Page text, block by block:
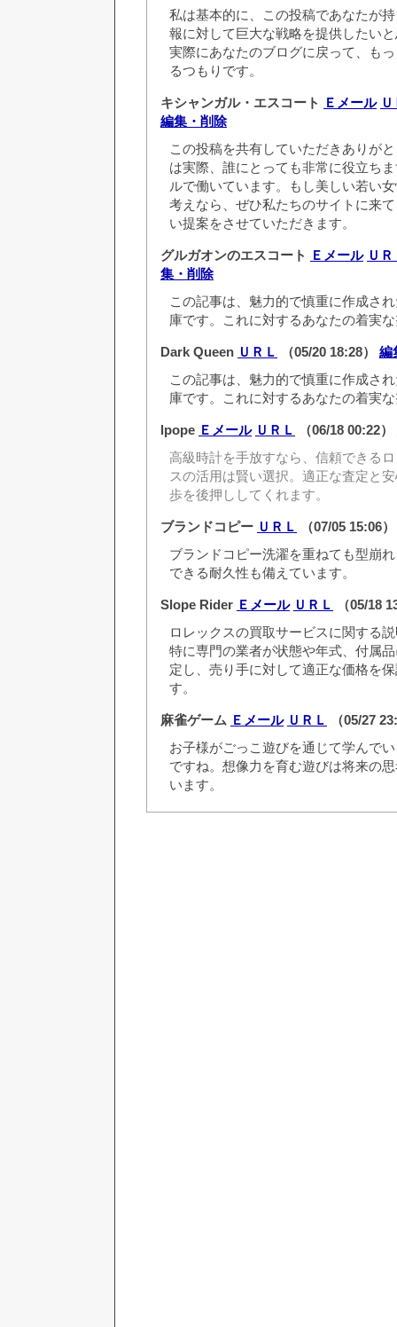
私は基本的に、この投稿であなたが
報に対して巨大な戦略を提供したい
実際にあなたのブログに戻って、も
るつもりです。
キシャンガル・エスコート Ｅメール
編集・削除
この投稿を共有していただきありが
は実際、誰にとっても非常に役立ち
ルで働いています。もし美しい若い
考えなら、ぜひ私たちのサイトに来
い提案をさせていただきます。
グルガオンのエスコート Ｅメール Ｕ
集・削除
この記事は、魅力的で慎重に作成さ
庫です。これに対するあなたの着実
Dark Queen ＵＲＬ （05/20 18:28） 編
この記事は、魅力的で慎重に作成さ
庫です。これに対するあなたの着実
lpope Ｅメール ＵＲＬ
（06/18 00:22）
高級時計を手放すなら、信頼できる
スの活用は賢い選択。適正な査定と
歩を後押ししてくれます。
ブランドコピー ＵＲＬ
（07/05 15:06
ブランドコピー洗濯を重ねても型崩
できる耐久性も備えています。
Slope Rider Ｅメール ＵＲＬ
（05/18
ロレックスの買取サービスに関する
特に専門の業者が状態や年式、付属
定し、売り手に対して適正な価格を
す。
麻雀ゲーム Ｅメール ＵＲＬ
（05/27
お子様がごっこ遊びを通じて学んで
ですね。想像力を育む遊びは将来の
います。